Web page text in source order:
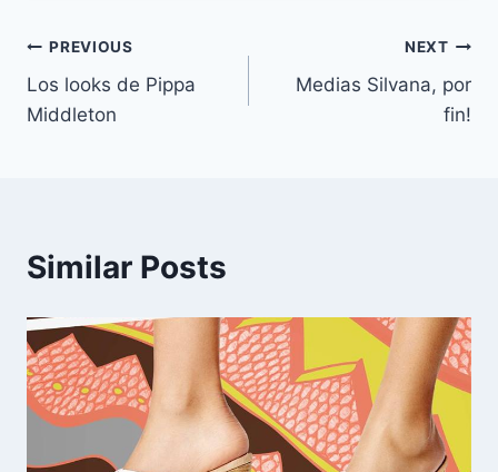
Navegación
de
PREVIOUS
Los looks de Pippa
Middleton
NEXT
Medias Silvana, por
fin!
Similar Posts